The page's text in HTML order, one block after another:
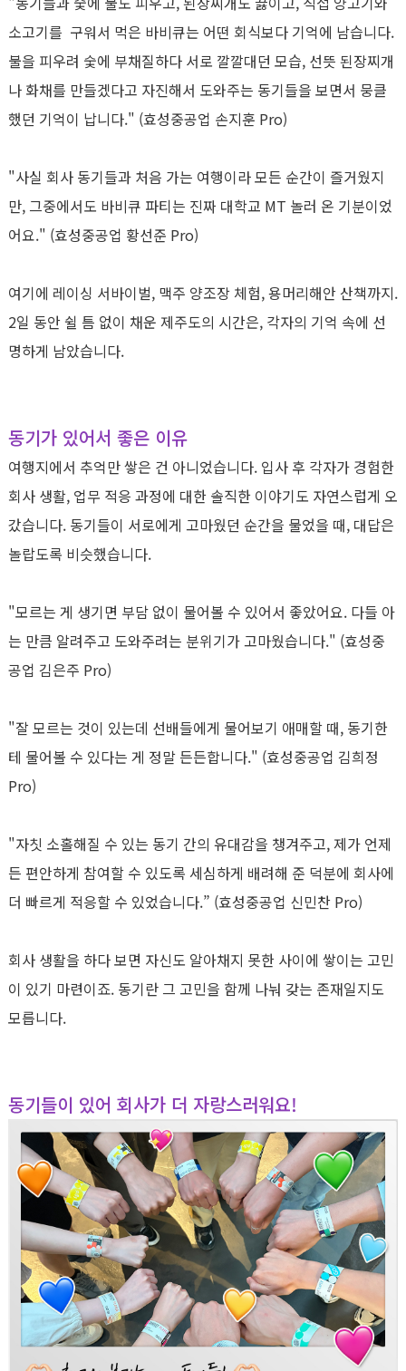
소고기를 구워서 먹은 바비큐는 어떤 회식보다 기억에 남습니다.
불을 피우려 숯에 부채질하다 서로 깔깔대던 모습, 선뜻 된장찌개
나 화채를 만들겠다고 자진해서 도와주는 동기들을 보면서 뭉클
했던 기억이 납니다." (효성중공업 손지훈 Pro)
"사실 회사 동기들과 처음 가는 여행이라 모든 순간이 즐거웠지
만, 그중에서도 바비큐 파티는 진짜 대학교 MT 놀러 온 기분이었
어요." (효성중공업 황선준 Pro)
여기에 레이싱 서바이벌, 맥주 양조장 체험,용머리해안 산책까지.
2일 동안 쉴 틈 없이 채운 제주도의 시간은, 각자의 기억 속에 선
명하게 남았습니다.
동기가 있어서 좋은 이유
여행지에서 추억만 쌓은 건 아니었습니다. 입사 후 각자가 경험한
회사 생활, 업무 적응 과정에 대한 솔직한 이야기도 자연스럽게 오
갔습니다. 동기들이 서로에게 고마웠던 순간을 물었을 때, 대답은
놀랍도록 비슷했습니다.
"모르는 게 생기면 부담 없이 물어볼 수 있어서 좋았어요. 다들 아
는 만큼 알려주고 도와주려는 분위기가 고마웠습니다." (효성중
공업 김은주 Pro)
"잘 모르는 것이 있는데 선배들에게 물어보기 애매할 때, 동기한
테 물어볼 수 있다는 게 정말 든든합니다." (효성중공업 김희정
Pro)
"자칫 소홀해질 수 있는 동기 간의 유대감을 챙겨주고,제가 언제
든 편안하게 참여할 수 있도록 세심하게 배려해 준 덕분에 회사에
더 빠르게 적응할 수 있었습니다.” (효성중공업 신민찬 Pro)
회사 생활을 하다 보면 자신도 알아채지 못한 사이에 쌓이는 고민
이 있기 마련이죠. 동기란 그 고민을 함께 나눠 갖는 존재일지도
모릅니다.
동기들이 있어 회사가 더 자랑스러워요!